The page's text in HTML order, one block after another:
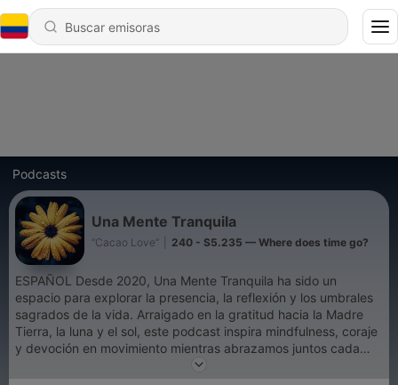
Podcasts
Una Mente Tranquila
“Cacao Love” 240 - S5.235 — Where does time go?
ESPAÑOL Desde 2020, Una Mente Tranquila ha sido un
espacio para explorar la presencia, la reflexión y los umbrales
sagrados de la vida. Arraigado en la gratitud hacia la Madre
Tierra, la luna y el sol, este podcast inspira mindfulness, coraje
y devoción en movimiento mientras abrazamos juntos cada